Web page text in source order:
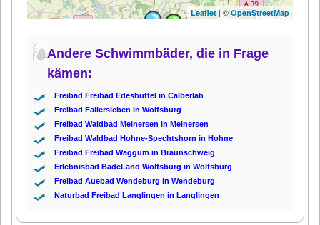
Leaflet| ©OpenStreetMap
Andere Schwimmbäder, die in Frage
kämen:
Freibad Freibad Edesbüttel in Calberlah
Freibad Fallersleben in Wolfsburg
Freibad Waldbad Meinersen in Meinersen
Freibad Waldbad Hohne-Spechtshorn in Hohne
Freibad Freibad Waggum in Braunschweig
Erlebnisbad BadeLand Wolfsburg in Wolfsburg
Freibad Auebad Wendeburg in Wendeburg
Naturbad Freibad Langlingen in Langlingen